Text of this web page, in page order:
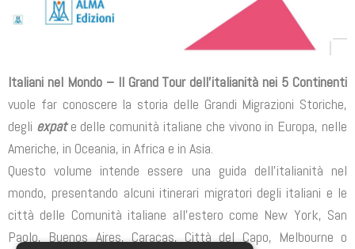
Italiani nel Mondo – Il Grand Tour dell’italianità nei 5 Continenti
vuole far conoscere la storia delle Grandi Migrazioni Storiche,
degli expate delle comunità italiane che vivono in Europa, nelle
Americhe, in Oceania, in Africa e in Asia.
Questo volume intende essere una guida dell’italianità nel
mondo, presentando alcuni itinerari migratori degli italiani e le
città delle Comunità italiane all’estero come New York, San
Paolo, Buenos Aires, Caracas, Città del Capo, Melbourne o